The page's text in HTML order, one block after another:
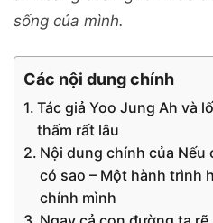
sống của mình.
Các nội dung chính
Tác giả Yoo Jung Ah và
thấm rất lâu
Nội dung chính của
có sao – Một hành trình
chính mình